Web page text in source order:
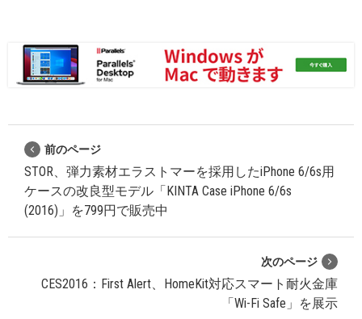
前のページ
STOR、弾力素材エラストマーを採用したiPhone 6/6s用
ケースの改良型モデル「KINTA Case iPhone 6/6s
(2016)」を799円で販売中
次のページ
CES2016：First Alert、HomeKit対応スマート耐火金庫
「Wi-Fi Safe」を展示